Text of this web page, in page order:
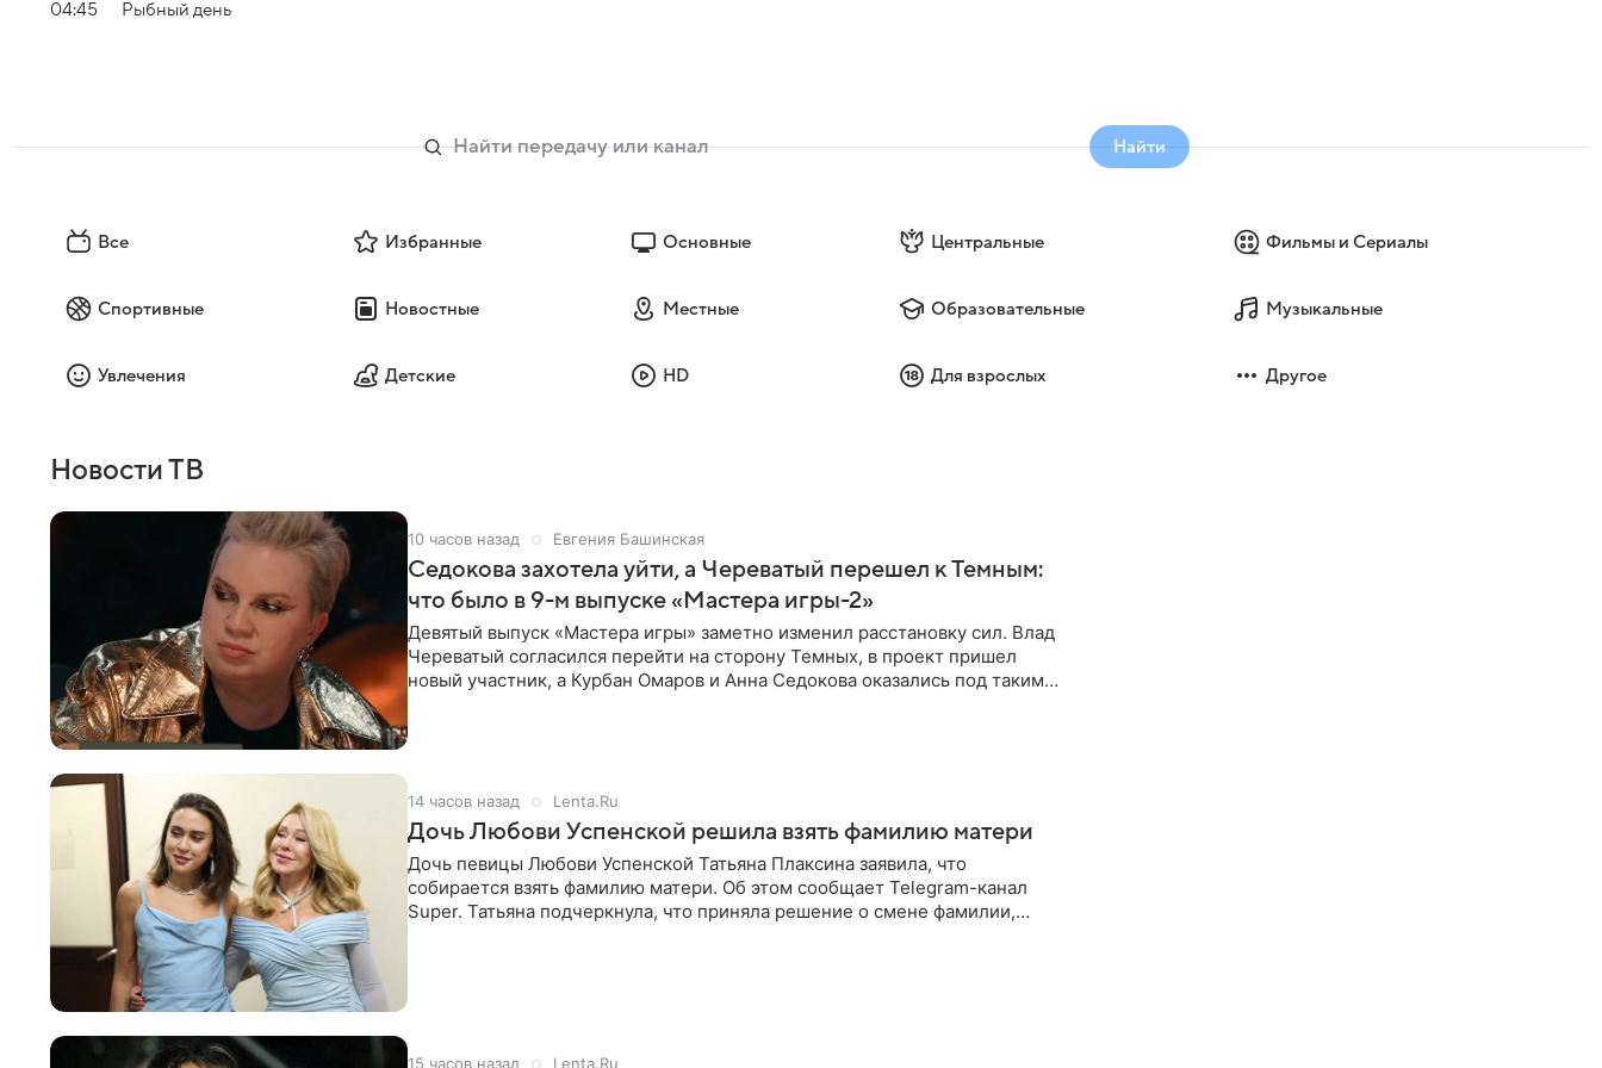
сказал Владимир Краснопольский Евгению, предлагая сняться? - Я вас буду снимать, -
04:45 Рыбный день
Найти
Все Избранные Основные Центральные Фильмы и Сериалы
Спортивные Новостные Местные Образовательные Музыкальные
Увлечения Детские HD Для взрослых Другое
Новости ТВ
10 часов назад Евгения Башинская
Седокова захотела уйти, а Череватый перешел к Темным:
что было в 9-м выпуске «Мастера игры-2»
Девятый выпуск «Мастера игры» заметно изменил расстановку сил. Влад
Череватый согласился перейти на сторону Темных, в проект пришел
новый участник, а Курбан Омаров и Анна Седокова оказались под таким
14 часов назад Lenta.Ru
Дочь Любови Успенской решила взять фамилию матери
Дочь певицы Любови Успенской Татьяна Плаксина заявила, что
собирается взять фамилию матери. Об этом сообщает Telegram-канал
Super. Татьяна подчеркнула, что приняла решение о смене фамилии,
15 часов назад Lenta.Ru